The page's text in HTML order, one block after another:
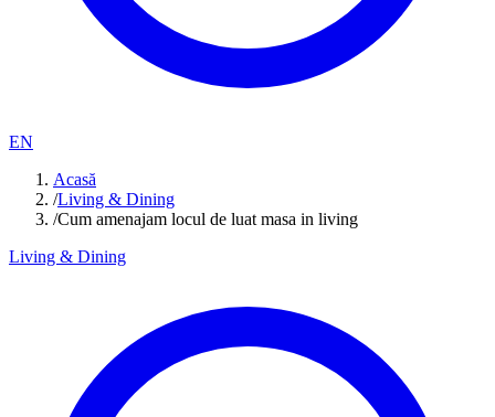
EN
Acasă
/Living & Dining
/Cum amenajam locul de luat masa in living
Living & Dining